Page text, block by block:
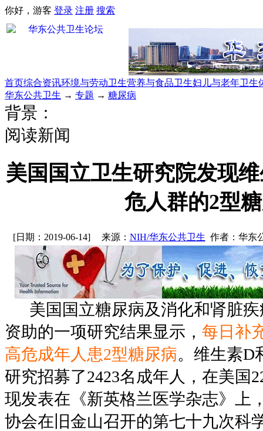
你好，游客 登录 注册 搜索
首页综合资讯环境与劳动卫生营养与食品卫生妇儿与老年卫生
华东公共卫生 → 专题 → 糖尿病
背景：
阅读新闻
美国国立卫生研究院发现
危人群的2型
[日期：2019-06-14] 来源： NIH/华东公共卫生 作者：华东
美国国立糖尿病及消化和肾脏疾
资助的一项研究结果显示， 每日补
高危成年人患2型糖尿病。维生素D
研究招募了2423名成年人，在美国
现发表在《新英格兰医学杂志》上
协会在旧金山召开的第七十九次科